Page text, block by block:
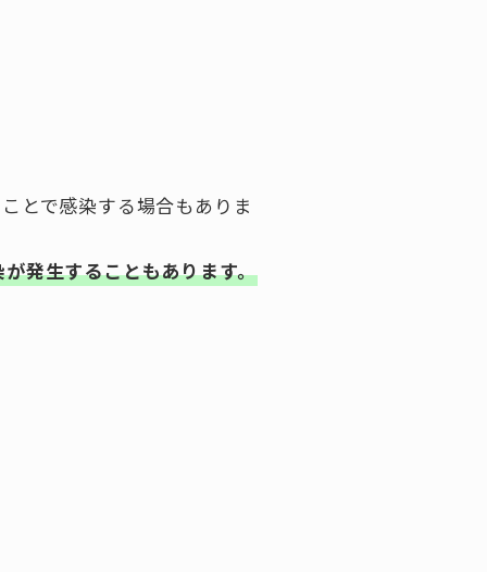
とで感染する場合もありま
発生することもあります。